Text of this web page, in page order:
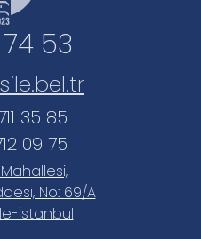
53
35 85
09 75
No: 69/A
İstanbul